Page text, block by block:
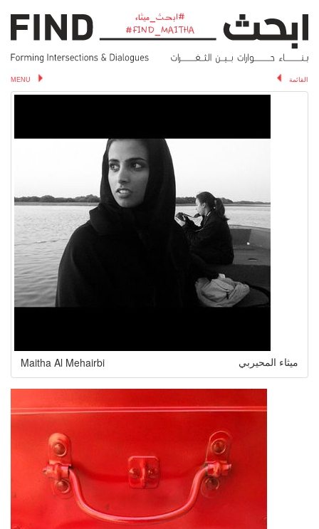
ابحث_ميثاء#
القائمة MENU
ميثاء المحيربي Maitha Al Mehairbi